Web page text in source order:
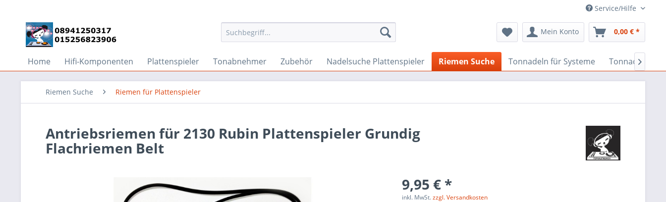
Service/Hilfe
Mein Konto 0,00 € *
Home Hifi-Komponenten Plattenspieler Tonabnehmer Zubehör Nadelsuche Plattenspieler Riemen Suche Tonnadeln für Systeme Tonnadeln

Riemen Suche Riemen für Plattenspieler
Antriebsriemen für 2130 Rubin Plattenspieler Grundig
Flachriemen Belt
9,95 € *
inkl. MwSt.zzgl. Versandkosten